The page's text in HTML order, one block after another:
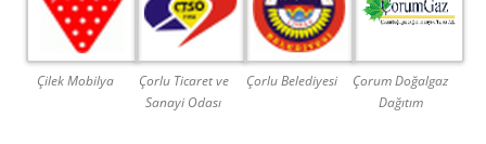
Çilek Mobilya
Çorlu Ticaret ve
Sanayi Odası
Çorlu Belediyesi
Çorum Doğalgaz
Dağıtım